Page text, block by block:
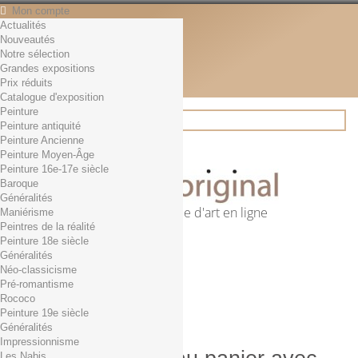
Mon compte
Contact
Français
English
Français
Actualités
Rechercher
Première librairie d'art en ligne
Panier (vide)
Aucun produit
0,01€ dès 29€ d'achat
0,00 € Total
Commander
Actualités
Nouveautés
Notre sélection
Grandes expositions
Prix réduits
Catalogue d'exposition
Peinture
Peinture antiquité
Peinture Ancienne
Peinture Moyen-Âge
Peinture 16e-17e siècle
Baroque
Généralités
Maniérisme
Peintres de la réalité
Peinture 18e siècle
Généralités
Néo-classicisme
Pré-romantisme
Rococo
Peinture 19e siècle
Généralités
Impressionnisme